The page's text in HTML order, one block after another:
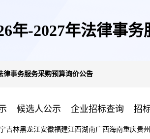
年-2027年法律事
律事务服务采购预算询价公告
候选人公示 企业招标查询 招
吉林黑龙江安徽福建江西湖南广西海南重庆贵州